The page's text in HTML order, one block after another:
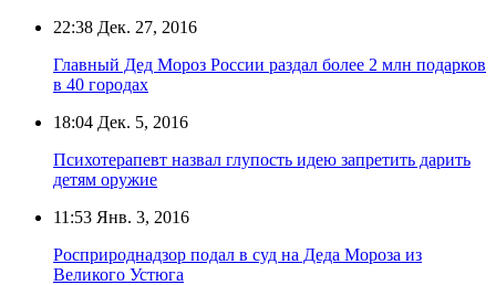
22:38 Дек. 27, 2016
Главный Дед Мороз России раздал более 2 млн подарков
в 40 городах
18:04 Дек. 5, 2016
Психотерапевт назвал глупость идею запретить дарить
детям оружие
11:53 Янв. 3, 2016
Росприроднадзор подал в суд на Деда Мороза из
Великого Устюга